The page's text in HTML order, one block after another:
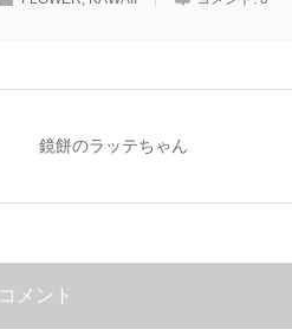
鏡餅のラッテちゃん
コメント